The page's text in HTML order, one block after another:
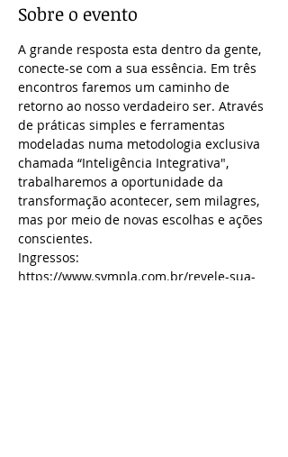
Sobre o evento
A grande resposta esta dentro da gente,
conecte-se com a sua essência. Em três
encontros faremos um caminho de
retorno ao nosso verdadeiro ser. Através
de práticas simples e ferramentas
modeladas numa metodologia exclusiva
chamada “Inteligência Integrativa",
trabalharemos a oportunidade da
transformação acontecer, sem milagres,
mas por meio de novas escolhas e ações
conscientes.
Ingressos:
https://www.sympla.com.br/revele-sua-